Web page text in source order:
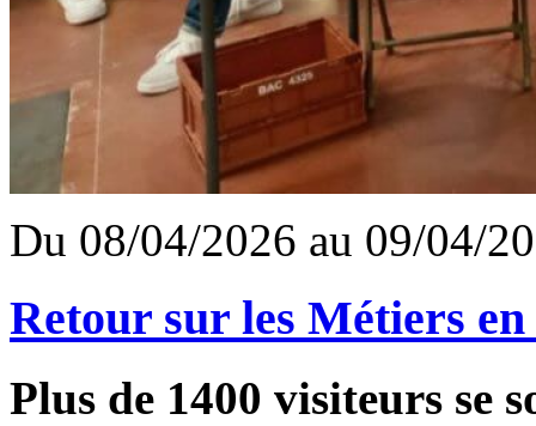
Du 08/04/2026 au 09/04/
Retour sur les Métiers
Plus de 1400 visiteurs se